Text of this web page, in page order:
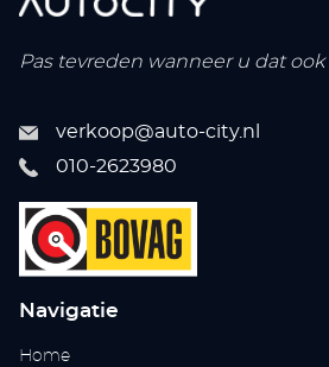
Pas tevreden wanneer u dat
verkoop@auto-city.nl
010-2623980
Navigatie
Home